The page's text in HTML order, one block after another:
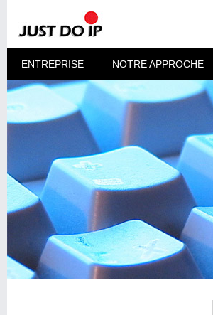
ENTREPRISE NOTRE APPROCHE